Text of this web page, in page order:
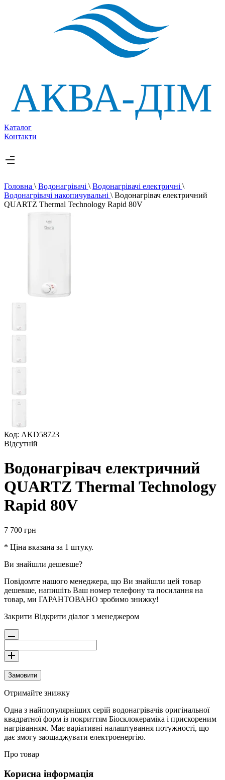
Каталог
Контакти
Головна \ Водонагрівачі \ Водонагрівачі електричні \
Водонагрівачі накопичувальні \ Водонагрівач електричний
QUARTZ Thermal Technology Rapid 80V
Код: AKD58723
Відсутній
Водонагрівач електричний
QUARTZ Thermal Technology
Rapid 80V
7 700 грн
* Ціна вказана за 1 штуку.
Ви знайшли дешевше?
Повідомте нашого менеджера, що Ви знайшли цей товар
дешевше, напишіть Ваш номер телефону та посилання на
товар, ми ГАРАНТОВАНО зробимо знижку!
Закрити Відкрити діалог з менеджером
Замовити
Отримайте знижку
Одна з найпопулярніших серій водонагрівачів оригінальної
квадратної форм із покриттям Біосклокераміка і прискореним
нагріванням. Має варіативні налаштування потужності, що
дає змогу заощаджувати електроенергію.
Про товар
Корисна інформація